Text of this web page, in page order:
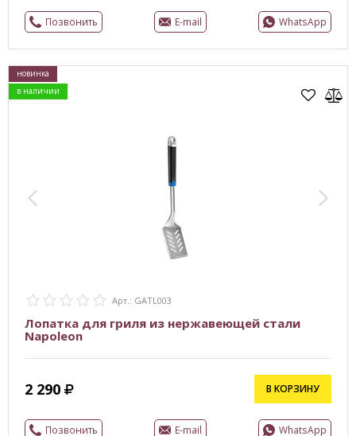
Позвонить E-mail WhatsApp
новинка
в наличии
Арт.: GATL003
Лопатка для гриля из нержавеющей стали
Napoleon
2 290 В КОРЗИНУ
Позвонить E-mail WhatsApp